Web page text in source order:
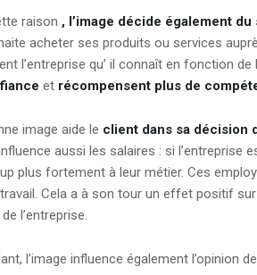
raison , l’image décide également
acheter ses produits ou services
l’entreprise qu’ il connaît en fonction
et récompensent plus de
image aide le client dans sa décision
aussi les salaires : si l’entreprise
plus fortement à leur métier. Ces
Cela a à son tour un effet positif
l’entreprise.
l’image influence également l’opinion